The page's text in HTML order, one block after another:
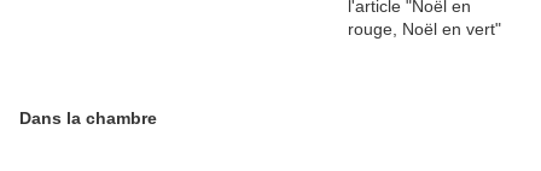
Dans la chambre